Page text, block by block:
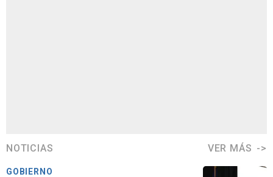
NOTICIAS VER MÁS
GOBIERNO